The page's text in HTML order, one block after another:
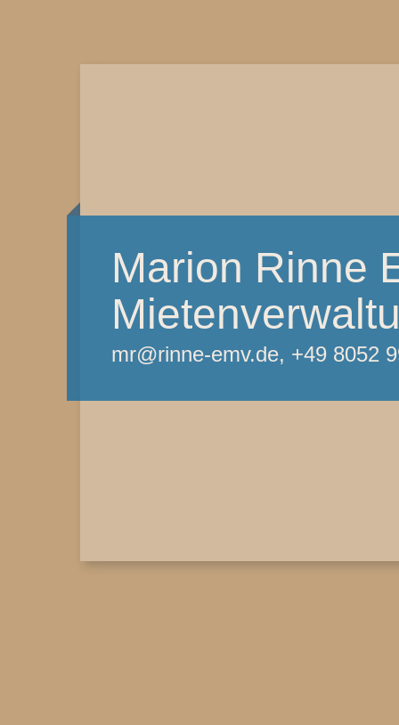
Marion Rinne
mr@rinne-emv.de, +49 8052